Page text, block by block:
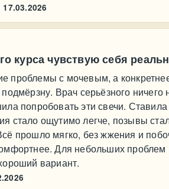
17.03.2026
курса чувствую себя
проблемы с мочевым, а
подмёрзну. Врач серьёзного
попробовать эти свечи.
стало ощутимо легче, позывы
прошло мягко, без жжения и
Для небольших проблем
вариант.